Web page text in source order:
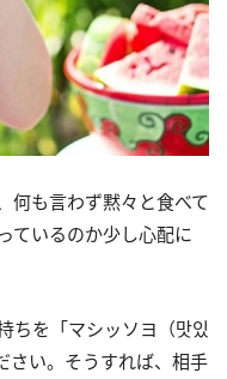
何も言わず黙々と食べて
ているのか少し心配に
ちを「マシッソヨ（맛있
さい。そうすれば、相手